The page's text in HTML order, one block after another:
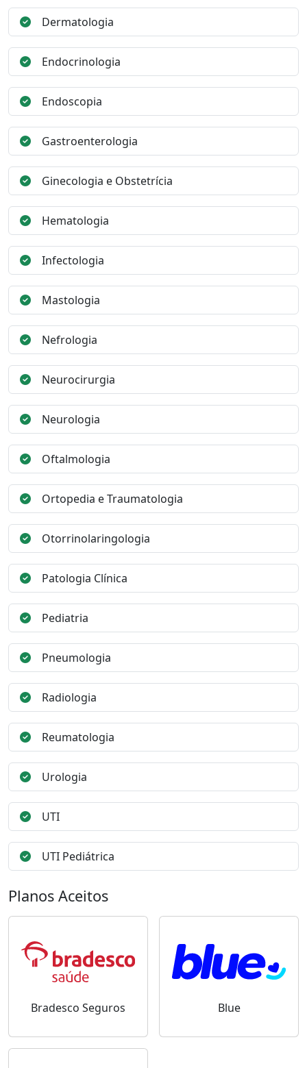
Dermatologia
Endocrinologia
Endoscopia
Gastroenterologia
Ginecologia e Obstetrícia
Hematologia
Infectologia
Mastologia
Nefrologia
Neurocirurgia
Neurologia
Oftalmologia
Ortopedia e Traumatologia
Otorrinolaringologia
Patologia Clínica
Pediatria
Pneumologia
Radiologia
Reumatologia
Urologia
UTI
UTI Pediátrica
Planos Aceitos
Bradesco Seguros Blue